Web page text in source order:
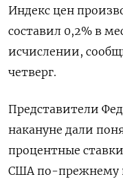
Индекс цен
составил 0,2% в
исчислении,
четверг.
Представители
накануне дали
процентные
США по-прежнему